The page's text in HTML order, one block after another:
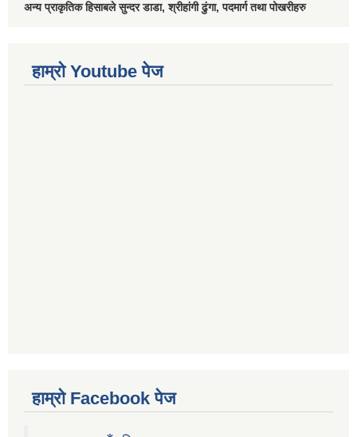
अन्य प्राकृतिक हिसाबले सुन्दर डाडा, श्रीहांगी ढुंगा, पदमार्ग तथा पोखरीहरु
हाम्रो Youtube पेज
हाम्रो Facebook पेज